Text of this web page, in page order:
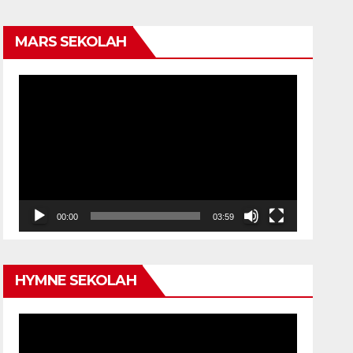
MARS SEKOLAH
00:00 03:59
HYMNE SEKOLAH